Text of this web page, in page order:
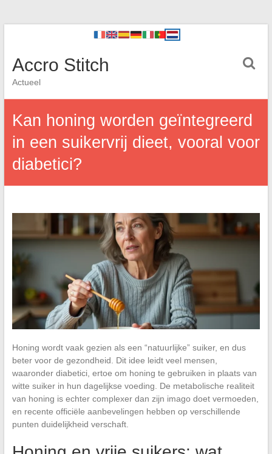
Accro Stitch
Actueel
Kan honing worden geïntegreerd
in een suikervrij dieet, vooral voor
diabetici?
Honing wordt vaak gezien als een “natuurlijke” suiker, en dus
beter voor de gezondheid. Dit idee leidt veel mensen,
waaronder diabetici, ertoe om honing te gebruiken in plaats van
witte suiker in hun dagelijkse voeding. De metabolische realiteit
van honing is echter complexer dan zijn imago doet vermoeden,
en recente officiële aanbevelingen hebben op verschillende
punten duidelijkheid verschaft.